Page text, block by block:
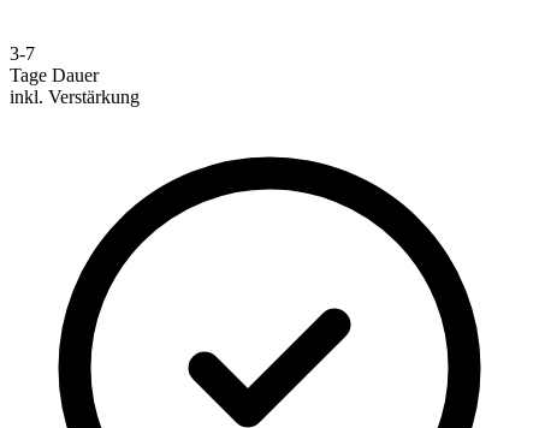
3-7
Tage Dauer
inkl. Verstärkung